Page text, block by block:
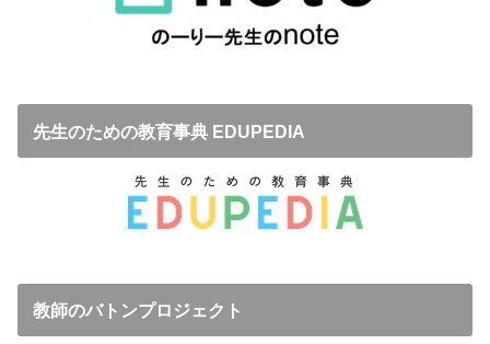
先生のための教育事典 EDUPEDIA
教師のバトンプロジェクト